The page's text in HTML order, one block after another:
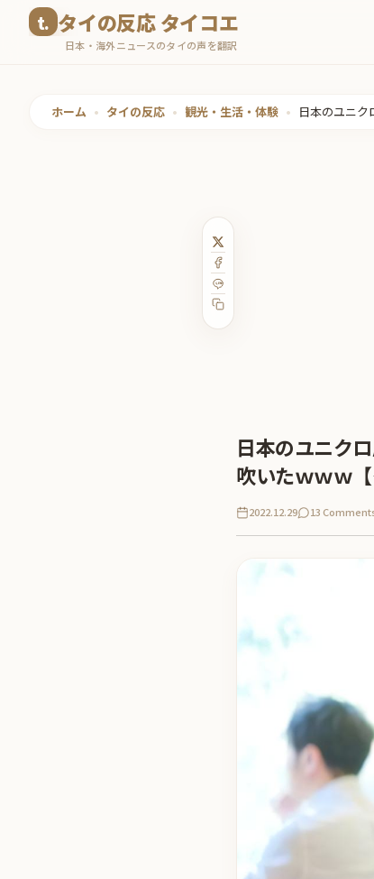
タイの反応 タイコエ
日本・海外ニュースのタイの声を翻訳
ホーム • タイの反応 • 観光・生活・体験 • 日本のユニク
日本のユニク
吹いたｗｗｗ
2022.12.29 13